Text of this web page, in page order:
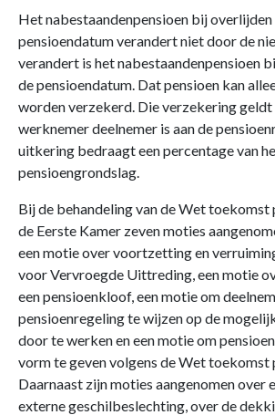
Het nabestaandenpensioen bij overlijden
pensioendatum verandert niet door de
verandert is het nabestaandenpensioen
de pensioendatum. Dat pensioen kan
worden verzekerd. Die verzekering geldt
werknemer deelnemer is aan de
uitkering bedraagt een percentage van
pensioengrondslag.
Bij de behandeling van de Wet toekomst
de Eerste Kamer zeven moties
een motie over voortzetting en
voor Vervroegde Uittreding, een motie
een pensioenkloof, een motie om
pensioenregeling te wijzen op de
door te werken en een motie om
vorm te geven volgens de Wet toekomst
Daarnaast zijn moties aangenomen over
externe geschilbeslechting, over de